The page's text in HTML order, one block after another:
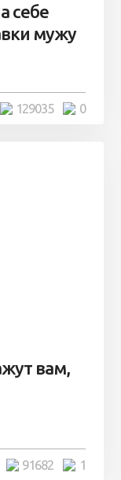
себе
мужу
0
129035
вам,
1
91682